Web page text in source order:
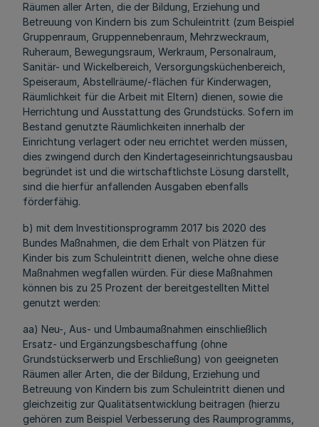
Räumen aller Arten, die der Bildung, Erziehung und
Betreuung von Kindern bis zum Schuleintritt (zum Beispiel
Gruppenraum, Gruppennebenraum, Mehrzweckraum,
Ruheraum, Bewegungsraum, Werkraum, Personalraum,
Sanitär- und Wickelbereich, Versorgungsküchenbereich,
Speiseraum, Abstellräume/-flächen für Kinderwagen,
Räumlichkeit für die Arbeit mit Eltern) dienen, sowie die
Herrichtung und Ausstattung des Grundstücks. Sofern im
Bestand genutzte Räumlichkeiten innerhalb der
Einrichtung verlagert oder neu errichtet werden müssen,
dies zwingend durch den Kindertageseinrichtungsausbau
begründet ist und die wirtschaftlichste Lösung darstellt,
sind die hierfür anfallenden Ausgaben ebenfalls
förderfähig.
b) mit dem Investitionsprogramm 2017 bis 2020 des
Bundes Maßnahmen, die dem Erhalt von Plätzen für
Kinder bis zum Schuleintritt dienen, welche ohne diese
Maßnahmen wegfallen würden. Für diese Maßnahmen
können bis zu 25 Prozent der bereitgestellten Mittel
genutzt werden:
aa) Neu-, Aus- und Umbaumaßnahmen einschließlich
Ersatz- und Ergänzungsbeschaffung (ohne
Grundstückserwerb und Erschließung) von geeigneten
Räumen aller Arten, die der Bildung, Erziehung und
Betreuung von Kindern bis zum Schuleintritt dienen und
gleichzeitig zur Qualitätsentwicklung beitragen (hierzu
gehören zum Beispiel Verbesserung des Raumprogramms,